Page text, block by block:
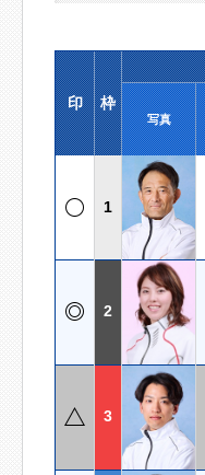
印 枠
写真
1
2
3